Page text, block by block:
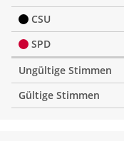
CSU
SPD
Ungültige Stimmen
Gültige Stimmen